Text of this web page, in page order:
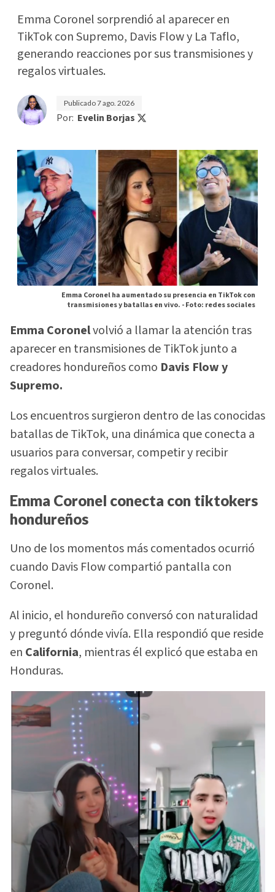
Emma Coronel sorprendió al aparecer en
TikTok con Supremo, Davis Flow y La Taflo,
generando reacciones por sus transmisiones y
regalos virtuales.
Publicado7 ago. 2026
Por: Evelin Borjas
Emma Coronel ha aumentado su presencia en TikTok con
transmisiones y batallas en vivo. -Foto: redes sociales
Emma Coronelvolvió a llamar la atención tras
aparecer en transmisiones de TikTok junto a
creadores hondureños como Davis Flow y
Supremo.
Los encuentros surgieron dentro de las conocidas
batallas de TikTok, una dinámica que conecta a
usuarios para conversar, competir y recibir
regalos virtuales.
Emma Coronel conecta con tiktokers
hondureños
Uno de los momentos más comentados ocurrió
cuando Davis Flow compartió pantalla con
Coronel.
Al inicio, el hondureño conversó con naturalidad
y preguntó dónde vivía. Ella respondió que reside
en California, mientras él explicó que estaba en
Honduras.